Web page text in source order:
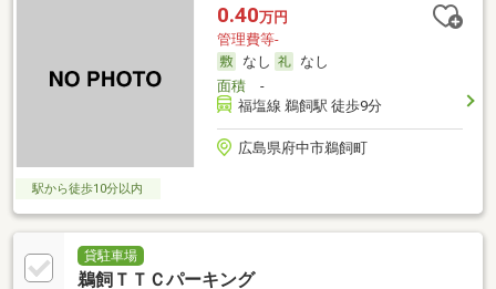
0.40万円
管理費等-
なし
なし
面積-
福塩線 鵜飼駅 徒歩9分
広島県府中市鵜飼町
駅から徒歩10分以内
貸駐車場
鵜飼ＴＴＣパーキング